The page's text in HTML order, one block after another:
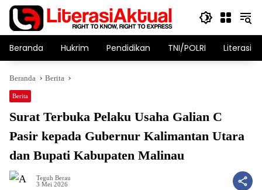
Langsung
konten
Beranda Hukrim Pendidikan TNI/POLRI Literasi
Beranda Berita
Berita
Surat Terbuka Pelaku Usaha Galian C
Pasir kepada Gubernur Kalimantan Utara
dan Bupati Kabupaten Malinau
Teguh Berau
3 Mei 2026